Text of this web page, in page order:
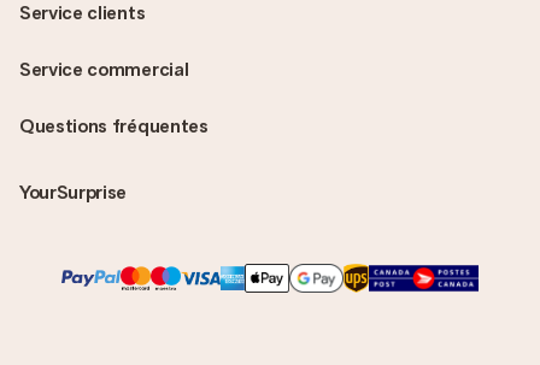
Questions fréquentes
YourSurprise
Service clients
Service commercial